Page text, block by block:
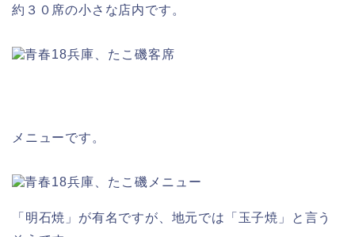
約３０席の小さな店内です。
メニューです。
「明石焼」が有名ですが、地元では「玉子焼」と言う